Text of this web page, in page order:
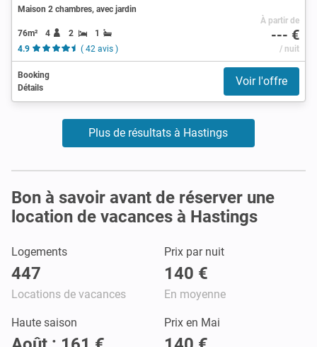
Maison 2 chambres, avec jardin
76m² 4 2
1
4.9
( 42 avis )
À partir de
--- €
/ nuit
Booking
Détails
Voir l'offre
Plus de résultats à Hastings
Bon à savoir avant de réserver une
location de vacances à Hastings
Logements
447
Locations de vacances
Prix par nuit
140 €
En moyenne
Haute saison Prix en Mai